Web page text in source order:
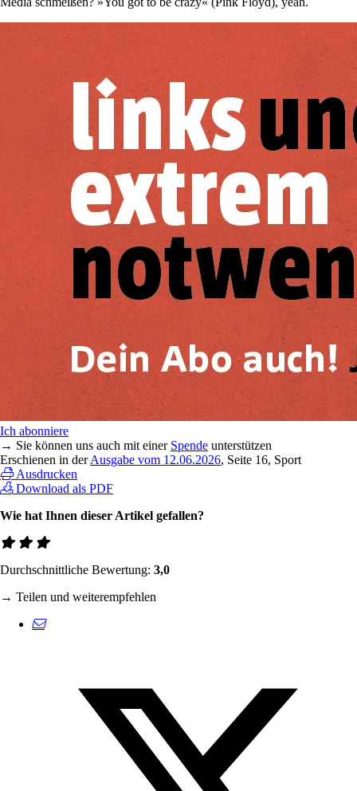
Ich abonniere
→ Sie können uns auch mit einer Spende unterstützen
Erschienen in derAusgabe vom 12.06.2026, Seite 16, Sport
Ausdrucken
Download als PDF
Wie hat Ihnen dieser Artikel gefallen?
Durchschnittliche Bewertung: 3,0
→ Teilen und weiterempfehlen